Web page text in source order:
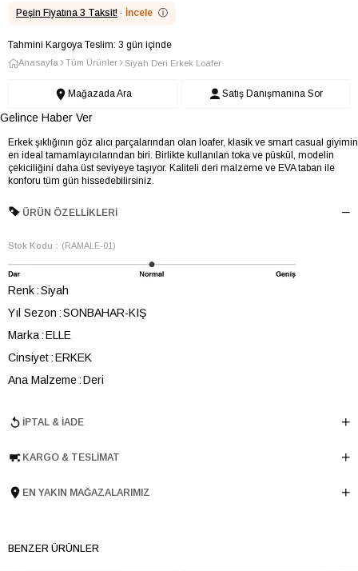
Peşin Fiyatına 3 Taksit! · İncele ⓘ
Tahmini Kargoya Teslim: 3 gün içinde
Anasayfa Tüm Ürünler Siyah Deri Erkek Loafer
Mağazada Ara Satış Danışmanına Sor
Gelince Haber Ver
Erkek şıklığının göz alıcı parçalarından olan loafer, klasik ve smart casual giyimin
en ideal tamamlayıcılarından biri. Birlikte kullanılan toka ve püskül, modelin
çekiciliğini daha üst seviyeye taşıyor. Kaliteli deri malzeme ve EVA taban ile
konforu tüm gün hissedebilirsiniz.
ÜRÜN ÖZELLIKLERI
Stok Kodu (RAMALE-01)
Renk Siyah
Yıl Sezon SONBAHAR-KIŞ
Marka ELLE
Cinsiyet ERKEK
Ana Malzeme Deri
Topuk Boyu 2.5 cm
Taban Yüksekliği 2.5 cm
İPTAL & İADE
KARGO & TESLIMAT
EN YAKIN MAĞAZALARIMIZ
BENZER ÜRÜNLER